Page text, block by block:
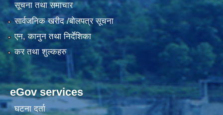
सूचना तथा समाचार
सार्वजनिक खरीद /बोलपत्र सूचना
एन, कानुन तथा निर्देशिका
कर तथा शुल्कहरु
eGov services
घटना दर्ता